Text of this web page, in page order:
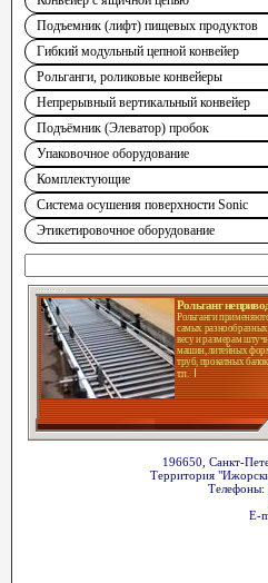
Подъемник (лифт) пищевых продуктов
Гибкий модульный цепной конвейер
Рольганги, роликовые конвейеры
Непрерывный вертикальный конвейер
Подъёмник (Элеватор) пробок
Упаковочное оборудование
Комплектующие
Система осушения поверхности Sonic
Этикетировочное оборудование
Рольганг
Рольганги
самых
весу и размерам
машин, литейных
труб, прокатных
т.п.
196650, Санкт-
Территория
Телефоны:
E-